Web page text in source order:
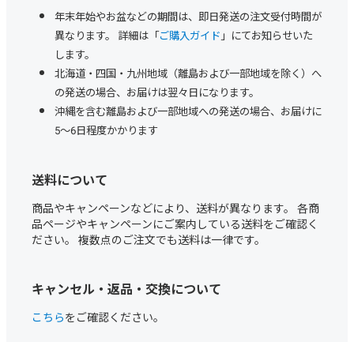
年末年始やお盆などの期間は、即日発送の注文受付時間が
異なります。 詳細は「ご購入ガイド 」にてお知らせいた
します。
北海道・四国・九州地域（離島および一部地域を除く）へ
の発送の場合、お届けは翌々日になります。
沖縄を含む離島および一部地域への発送の場合、お届けに
5～6日程度かかります
送料について
商品やキャンペーンなどにより、送料が異なります。 各商
品ページやキャンペーンにご案内している送料をご確認く
ださい。 複数点のご注文でも送料は一律です。
キャンセル・返品・交換について
こちらをご確認ください。